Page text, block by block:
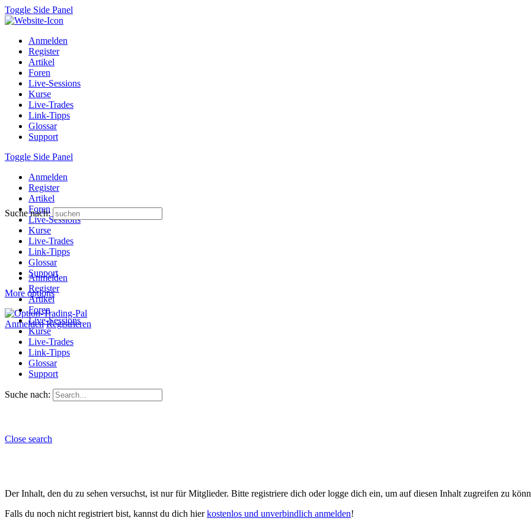
Toggle Side Panel
Anmelden
Register
Artikel
Foren
Live-Sessions
Kurse
Live-Trades
Link-Tipps
Glossar
Support
Toggle Side Panel
Anmelden
Register
Artikel
Foren
Live-Sessions
Kurse
Live-Trades
Link-Tipps
Glossar
Support
More options
Anmelden Registrieren
Suche nach:
Anmelden
Register
Artikel
Foren
Live-Sessions
Kurse
Live-Trades
Link-Tipps
Glossar
Support
Suche nach:
Close search
Der Inhalt, den du zu sehen versuchst, ist nur für Mitglieder. Bitte registriere dich oder logge dich ein, um auf diesen Inhalt zugreifen zu
Falls du noch nicht registriert bist, kannst du dich hierkostenlos und unverbindlich anmelden!